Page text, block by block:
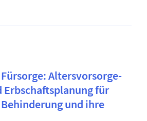
Altersvorsorge-
Erbschaftsplanung für
und ihre